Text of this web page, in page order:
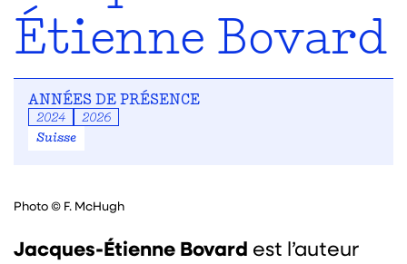
Étienne Bovard
ANNÉES DE PRÉSENCE
2024
2026
Suisse
Photo © F. McHugh
Jacques-Étienne Bovard est l’auteur